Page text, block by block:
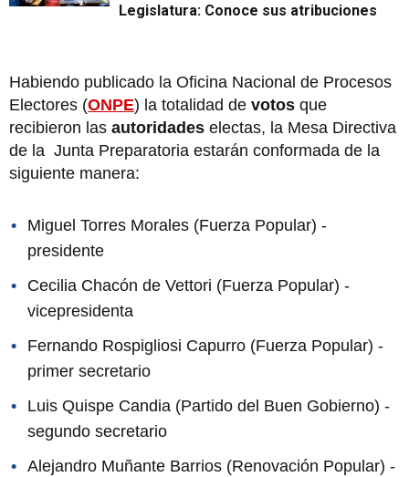
Legislatura: Conoce sus atribuciones
Habiendo publicado la Oficina Nacional de Procesos
Electores (ONPE) la totalidad de votos que
recibieron las autoridades electas, la Mesa Directiva
de la Junta Preparatoria estarán conformada de la
siguiente manera:
Miguel Torres Morales (Fuerza Popular) -
presidente
Cecilia Chacón de Vettori (Fuerza Popular) -
vicepresidenta
Fernando Rospigliosi Capurro (Fuerza Popular) -
primer secretario
Luis Quispe Candia (Partido del Buen Gobierno) -
segundo secretario
Alejandro Muñante Barrios (Renovación Popular) -